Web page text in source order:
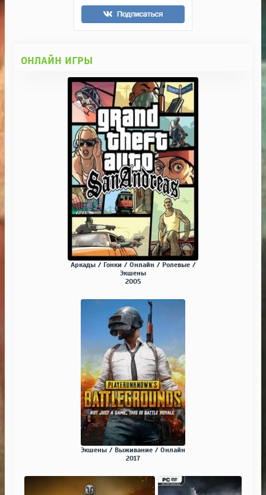
ОНЛАЙН ИГРЫ
Аркады / Гонки / Онлайн / Ролевые /
Экшены
2005
Экшены / Выживание / Онлайн
2017